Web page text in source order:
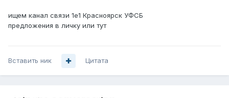
ищем канал связи 1е1 Красноярск УФСБ
предложения в личку или тут
Вставить ник Цитата